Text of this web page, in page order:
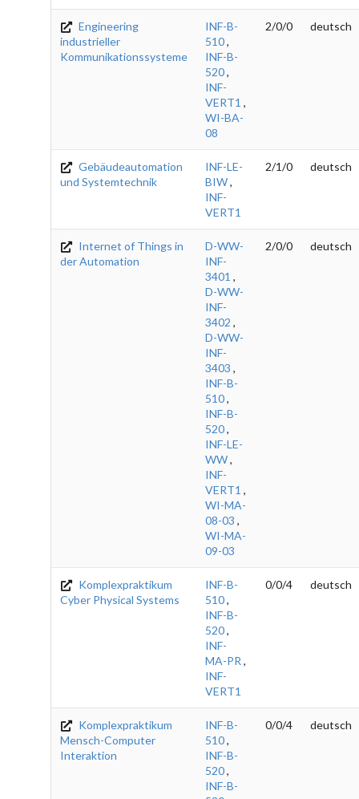
Engineering
industrieller
Kommunikationssysteme
INF-B-
510,
INF-B-
520,
INF-
VERT1 ,
WI-BA-
08
2/0/0 deutsch
Gebäudeautomation
und Systemtechnik
INF-LE-
BIW,
INF-
VERT1
2/1/0 deutsch
Internet of Things in
der Automation
D-WW-
INF-
3401 ,
D-WW-
INF-
3402 ,
D-WW-
INF-
3403 ,
INF-B-
510,
INF-B-
520,
INF-LE-
WW,
INF-
VERT1 ,
WI-MA-
08-03 ,
WI-MA-
09-03
2/0/0 deutsch
Komplexpraktikum
Cyber Physical Systems
INF-B-
510,
INF-B-
520,
INF-
MA-PR ,
INF-
VERT1
0/0/4 deutsch
Komplexpraktikum
Mensch-Computer
Interaktion
INF-B-
510,
INF-B-
520,
INF-B-
0/0/4 deutsch